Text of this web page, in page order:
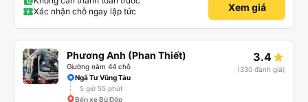
Xác nhận chỗ ngay lập tức
Xem giá
Phương Anh (Phan Thiết)
Giường nằm 44 chỗ
3.4
(330 đánh giá)
Ngã Tư Vũng Tàu
5 giờ 55 phút
Bến xe Bù Đốp